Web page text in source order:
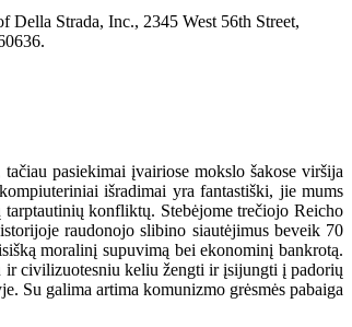
Strada, Inc., 2345 West 56th Street,
pasiekimai įvairiose mokslo šakose viršija
išradimai yra fantastiški, jie mums
konfliktų. Stebėjome trečiojo Reicho
raudonojo slibino siautėjimus beveik 70
moralinį supuvimą bei ekonominį bankrotą.
ir civilizuotesniu keliu žengti ir įsijungti į padorių
Su galima artima komunizmo grėsmės pabaiga